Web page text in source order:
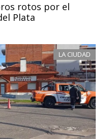
rotos por el
Plata
LA CIUDAD